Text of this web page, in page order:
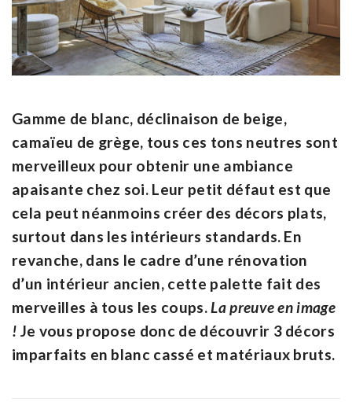
Gamme de blanc, déclinaison de beige,
camaïeu de grège, tous ces tons neutres sont
merveilleux pour obtenir une ambiance
apaisante chez soi. Leur petit défaut est que
cela peut néanmoins créer des décors plats,
surtout dans les intérieurs standards. En
revanche, dans le cadre d’une rénovation
d’un intérieur ancien, cette palette fait des
merveilles à tous les coups.La preuve en image
! Je vous propose donc de découvrir 3 décors
imparfaits en blanc cassé et matériaux bruts.